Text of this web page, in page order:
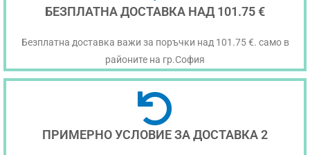
БЕЗПЛАТНА ДОСТАВКА НАД 101.75 €
Безплатна доставка важи за поръчки над 101.75 €. само в
районите на гр.София
ПРИМЕРНО УСЛОВИЕ ЗА ДОСТАВКА 2